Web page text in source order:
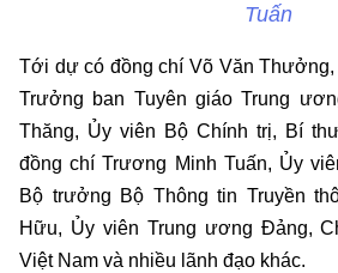
Tuấn
Tới dự có đồng chí Võ Văn Thưởng,
Trưởng ban Tuyên giáo Trung
Thăng, Ủy viên Bộ Chính trị, Bí
đồng chí Trương Minh Tuấn, Ủy
Bộ trưởng Bộ Thông tin Truyền
Hữu, Ủy viên Trung ương Đảng,
Việt Nam và nhiều lãnh đạo khác.